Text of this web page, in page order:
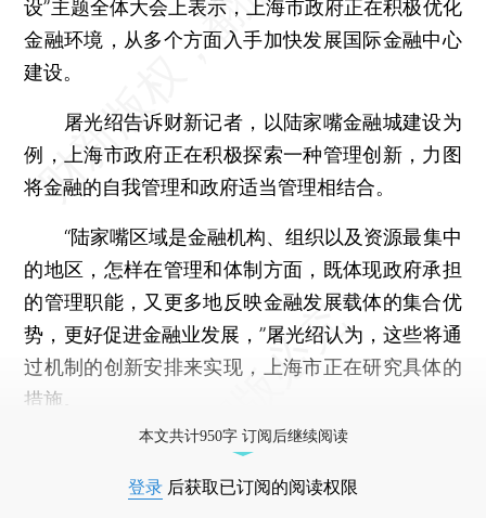
设”主题全体大会上表示，上海市政府正在积极优化
金融环境，从多个方面入手加快发展国际金融中心
建设。
屠光绍告诉财新记者，以陆家嘴金融城建设为
例，上海市政府正在积极探索一种管理创新，力图
将金融的自我管理和政府适当管理相结合。
“陆家嘴区域是金融机构、组织以及资源最集中
的地区，怎样在管理和体制方面，既体现政府承担
的管理职能，又更多地反映金融发展载体的集合优
势，更好促进金融业发展，”屠光绍认为，这些将通
过机制的创新安排来实现，上海市正在研究具体的
措施。
本文共计950字 订阅后继续阅读
登录 后获取已订阅的阅读权限